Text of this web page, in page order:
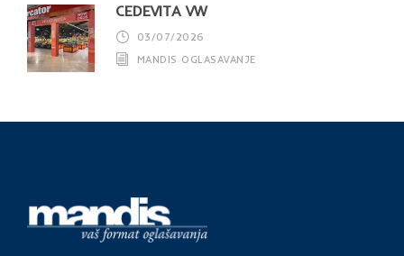
CEDEVITA VW
03/07/2026
MANDIS OGLASAVANJE